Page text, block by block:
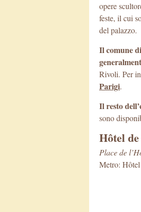
opere
feste, il cui
del palazzo.
Il comune
Rivoli. Per
Parigi.
Il resto
sono
Hôtel
Place de
Metro: